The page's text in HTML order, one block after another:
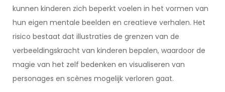
kunnen kinderen zich beperkt voelen in het vormen van
hun eigen mentale beelden en creatieve verhalen. Het
risico bestaat dat illustraties de grenzen van de
verbeeldingskracht van kinderen bepalen, waardoor de
magie van het zelf bedenken en visualiseren van
personages en scènes mogelijk verloren gaat.